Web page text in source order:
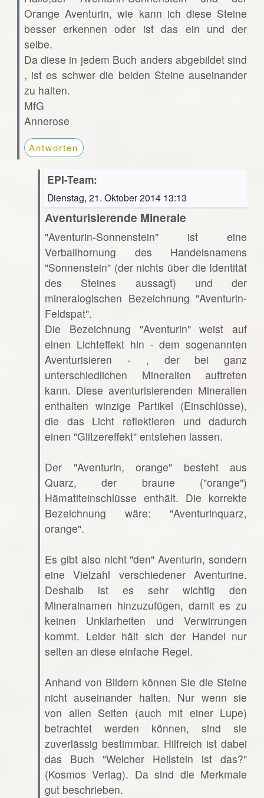
Orange Aventurin, wie kann ich diese Steine
besser erkennen oder ist das ein und der
selbe.
Da diese in jedem Buch anders abgebildet sind
, ist es schwer die beiden Steine auseinander
zu halten.
MfG
Annerose
Antworten
EPI-Team:
Dienstag, 21. Oktober 2014 13:13
Aventurisierende Minerale
"Aventurin-Sonnenstein" ist eine
Verballhornung des Handelsnamens
"Sonnenstein" (der nichts über die Identität
des Steines aussagt) und der
mineralogischen Bezeichnung "Aventurin-
Feldspat".
Die Bezeichnung "Aventurin" weist auf
einen Lichteffekt hin - dem sogenannten
Aventurisieren - , der bei ganz
unterschiedlichen Mineralien auftreten
kann. Diese aventurisierenden Mineralien
enthalten winzige Partikel (Einschlüsse),
die das Licht reflektieren und dadurch
einen "Glitzereffekt" entstehen lassen.
Der "Aventurin, orange" besteht aus
Quarz, der braune ("orange")
Hämatiteinschlüsse enthält. Die korrekte
Bezeichnung wäre: "Aventurinquarz,
orange".
Es gibt also nicht "den" Aventurin, sondern
eine Vielzahl verschiedener Aventurine.
Deshalb ist es sehr wichtig den
Mineralnamen hinzuzufügen, damit es zu
keinen Unklarheiten und Verwirrungen
kommt. Leider hält sich der Handel nur
selten an diese einfache Regel.
Anhand von Bildern können Sie die Steine
nicht auseinander halten. Nur wenn sie
von allen Seiten (auch mit einer Lupe)
betrachtet werden können, sind sie
zuverlässig bestimmbar. Hilfreich ist dabei
das Buch "Welcher Heilstein ist das?"
(Kosmos Verlag). Da sind die Merkmale
gut beschrieben.